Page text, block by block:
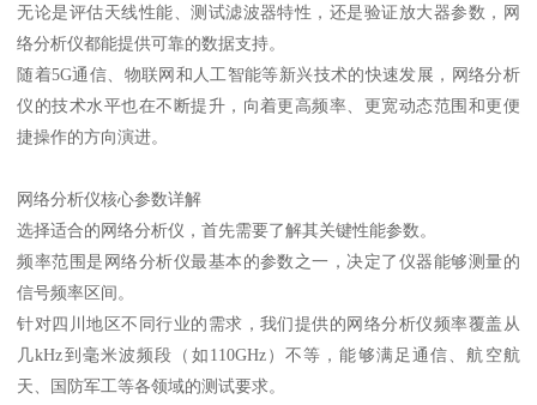
无论是评估天线性能、测试滤波器特性，还是验证放大器参数，网
络分析仪都能提供可靠的数据支持。
随着5G通信、物联网和人工智能等新兴技术的快速发展，网络分析
仪的技术水平也在不断提升，向着更高频率、更宽动态范围和更便
捷操作的方向演进。
网络分析仪核心参数详解
选择适合的网络分析仪，首先需要了解其关键性能参数。
频率范围是网络分析仪最基本的参数之一，决定了仪器能够测量的
信号频率区间。
针对四川地区不同行业的需求，我们提供的网络分析仪频率覆盖从
几kHz到毫米波频段（如110GHz）不等，能够满足通信、航空航
天、国防军工等各领域的测试要求。